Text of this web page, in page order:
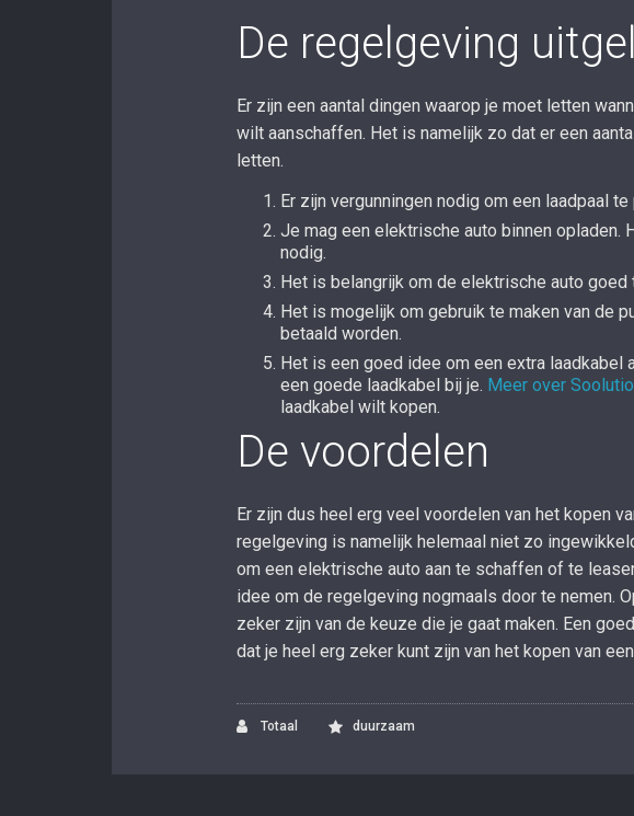
De regelgeving
Er zijn een aantal dingen waarop je moet letten
wilt aanschaffen. Het is namelijk zo dat er een
letten.
Er zijn vergunningen nodig om een laadpaal
Je mag een elektrische auto binnen opladen.
nodig.
Het is belangrijk om de elektrische auto goed
Het is mogelijk om gebruik te maken van de
betaald worden.
Het is een goed idee om een extra laadkabel
een goede laadkabel bij je. Meer over
laadkabel wilt kopen.
De voordelen
Er zijn dus heel erg veel voordelen van het kopen
regelgeving is namelijk helemaal niet zo
om een elektrische auto aan te schaffen of te
idee om de regelgeving nogmaals door te nemen.
zeker zijn van de keuze die je gaat maken. Een
dat je heel erg zeker kunt zijn van het kopen van
Totaal duurzaam